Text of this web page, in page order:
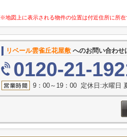
※地図上に表示される物件の位置は付近住所に所
リベール雲雀丘花屋敷 へのお問い合わせ
0120-21-
9：00～19：00 定休日:水曜日